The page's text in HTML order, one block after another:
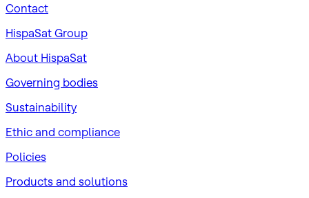
Contact
HispaSat Group
About HispaSat
Governing bodies
Sustainability
​Ethic and compliance
Policies
Products and solutions